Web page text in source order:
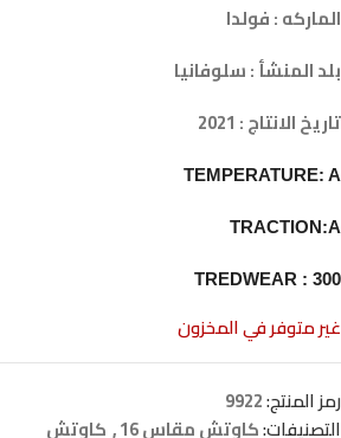
الماركه : فولدا
بلد المنشأ : سلوفانيا
تاريخ الانتاج : 2021
TEMPERATURE: A
TRACTION:A
TREDWEAR : 300
غير متوفر في المخزون
رمز المنتج:9922
التصنيفات:كاوتش مقاس 16 , كاوتش